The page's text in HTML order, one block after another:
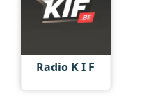
Radio K I F